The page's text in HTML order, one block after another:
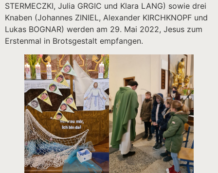
STERMECZKI, Julia GRGIC und Klara LANG) sowie drei
Knaben (Johannes ZINIEL, Alexander KIRCHKNOPF und
Lukas BOGNAR) werden am 29. Mai 2022, Jesus zum
Erstenmal in Brotsgestalt empfangen.